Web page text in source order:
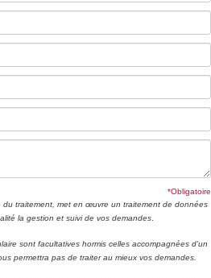
*Obligatoire
traitement, met en œuvre un traitement de données
la gestion et suivi de vos demandes
sont facultatives hormis celles accompagnées d’un
permettra pas de traiter au mieux vos demandes.